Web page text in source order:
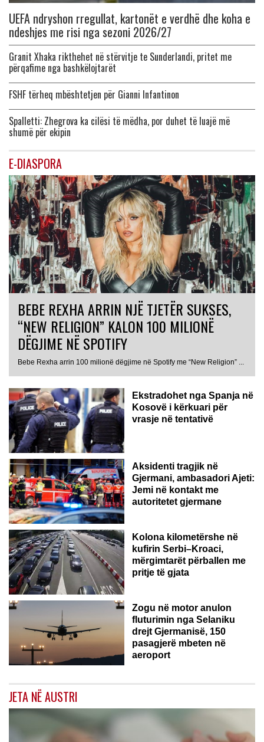
UEFA ndryshon rregullat, kartonët e verdhë dhe koha e
ndeshjes me risi nga sezoni 2026/27
Granit Xhaka rikthehet në stërvitje te Sunderlandi, pritet me
përqafime nga bashkëlojtarët
FSHF tërheq mbështetjen për Gianni Infantinon
Spalletti: Zhegrova ka cilësi të mëdha, por duhet të luajë më
shumë për ekipin
E-DIASPORA
BEBE REXHA ARRIN NJË TJETËR SUKSES,
“NEW RELIGION” KALON 100 MILIONË
DËGJIME NË SPOTIFY
Bebe Rexha arrin 100 milionë dëgjime në Spotify me “New Religion” ...
Ekstradohet nga Spanja në
Kosovë i kërkuari për
vrasje në tentativë
GJERMANI
Aksidenti tragjik në
Gjermani, ambasadori Ajeti:
Jemi në kontakt me
autoritetet gjermane
Kolona kilometërshe në
kufirin Serbi–Kroaci,
mërgimtarët përballen me
pritje të gjata
Zogu në motor anulon
fluturimin nga Selaniku
drejt Gjermanisë, 150
pasagjerë mbeten në
aeroport
JETA NË AUSTRI